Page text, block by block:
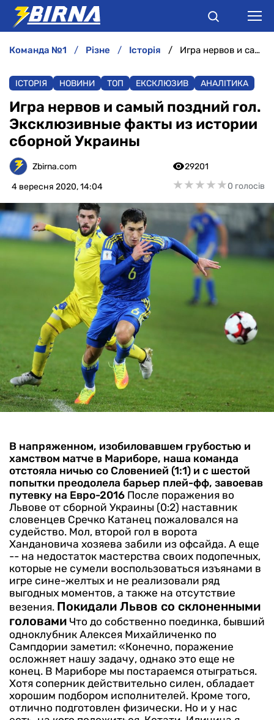
АНАЛІТИКА
ІНТЕРВ'Ю
РІЗНЕ
БУКМЕКЕРИ
команда №1 різне історія Игра нервов и самый поздний гол. Эксклюзивные факты из истории сборной Украины
ІСТОРІЯ НОВИНИ ТОП ЕКСКЛЮЗИВ АНАЛІТИКА
Игра нервов и самый поздний гол.
Эксклюзивные факты из истории
сборной Украины
Zbirna.com
4 вересня 2020, 14:04
29201
★★★★★
★★★★★0 голосів
В напряженном, изобиловавшем грубостью и
хамством матче в Мариборе, наша команда
отстояла ничью со Словенией (1:1) и с шестой
попытки преодолела барьер плей-фф, завоевав
путевку на Евро-2016 После поражения во
Львове от сборной Украины (0:2) наставник
словенцев Сречко Катанец пожаловался на
судейство. Мол, второй гол в ворота
Хандановича хозяева забили из офсайда. А еще
-- на недостаток мастерства своих подопечных,
которые не сумели воспользоваться изъянами в
игре сине-желтых и не реализовали ряд
выгодных моментов, а также на отсутствие
везения. Покидали Львов со склоненными
головами Что до собственно поединка, бывший
одноклубник Алексея Михайличенко по
Сампдории заметил: «Конечно, поражение
осложняет нашу задачу, однако это еще не
конец. В Мариборе мы постараемся отыграться.
Хотя соперник действительно силен, обладает
хорошим подбором исполнителей. Кроме того,
отлично подготовлен физически. Но и у нас